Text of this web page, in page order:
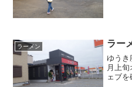
ば、
っと
ラーメン ラー
ゆうき
月上
ェブ